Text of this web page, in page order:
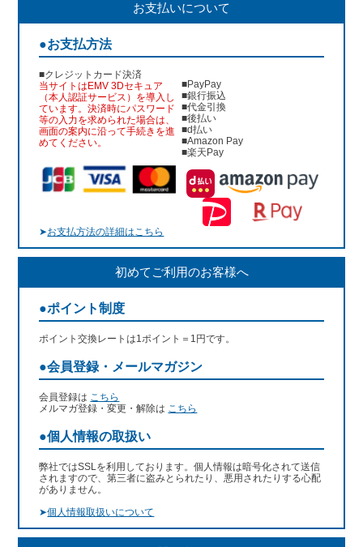
お支払いについて
●お支払方法
■クレジットカード決済
当サイトはEMV 3Dセキュア
（本人認証サービス）を導入し
ています。決済時にパスワード
等の入力を求められた場合は、
画面の案内に沿って手続きを進
めてください。
■PayPay
■銀行振込
■代金引換
■後払い
■d払い
■Amazon Pay
■楽天Pay
➤お支払方法の詳細はこちら
初めてご利用のお客様へ
●ポイント制度
ポイント交換レートは1ポイント＝1円です。
●会員登録・メールマガジン
会員登録は こちら
メルマガ登録・変更・解除は こちら
●個人情報の取扱い
弊社ではSSLを利用しております。個人情報は暗号化されて送信
されますので、第三者に盗みとられたり、悪用されたりする心配
がありません。
➤個人情報取扱いについて